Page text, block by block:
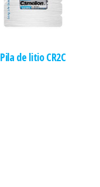
Pila de litio CR2C